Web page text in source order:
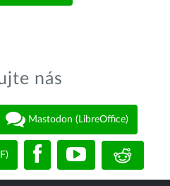
nás
Mastodon (LibreOffice)